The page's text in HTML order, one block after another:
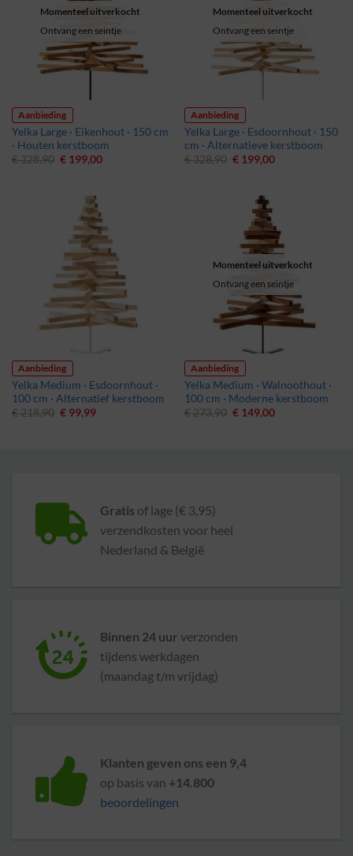
Momenteel uitverkocht
Ontvang een seintje
Aanbieding
Yelka Large · Eikenhout · 150 cm
· Houten kerstboom
€328,90 Oorspronkelijke
€199,00Huidige
Momenteel uitverkocht
Ontvang een seintje
Aanbieding
Yelka Large · Esdoornhout · 150
cm · Alternatieve kerstboom
€328,90 Oorspronkelijke
€199,00Huidige
Aanbieding
Yelka Medium · Esdoornhout ·
100 cm · Alternatief kerstboom
€218,90 Oorspronkelijke
€99,99Huidige
Momenteel uitverkocht
Ontvang een seintje
Aanbieding
Yelka Medium · Walnoothout ·
100 cm · Moderne kerstboom
€273,90 Oorspronkelijke
€149,00Huidige
Gratis of lage (€ 3,95)
verzendkosten voor heel
Nederland & België
Binnen 24 uur verzonden
tijdens werkdagen
(maandag t/m vrijdag)
Klanten geven ons een 9,4
op basis van +14.800
beoordelingen